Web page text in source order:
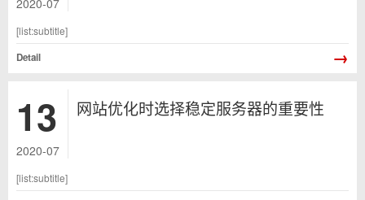
2020-07
[list:subtitle]
Detail
→
13
2020-07
网站优化时选择稳定服务器的重要性
[list:subtitle]